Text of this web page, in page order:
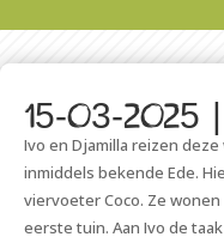
15-03-2025
Ivo en Djamilla reizen
inmiddels bekende Ede.
viervoeter Coco. Ze
eerste tuin. Aan Ivo de